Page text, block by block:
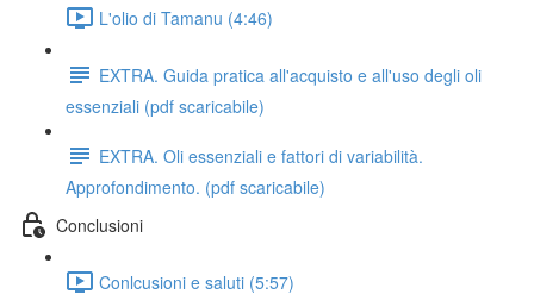
L'olio di Tamanu (4:46)
EXTRA. Guida pratica all'acquisto e all'uso degli oli
essenziali (pdf scaricabile)
EXTRA. Oli essenziali e fattori di variabilità.
Approfondimento. (pdf scaricabile)
Conclusioni
Conlcusioni e saluti (5:57)